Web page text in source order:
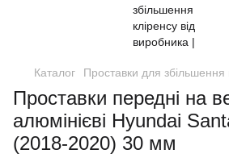
Каталог Проставки для збільшення
Проставки передні на
алюмінієві Hyundai
(2018-2020) 30 мм